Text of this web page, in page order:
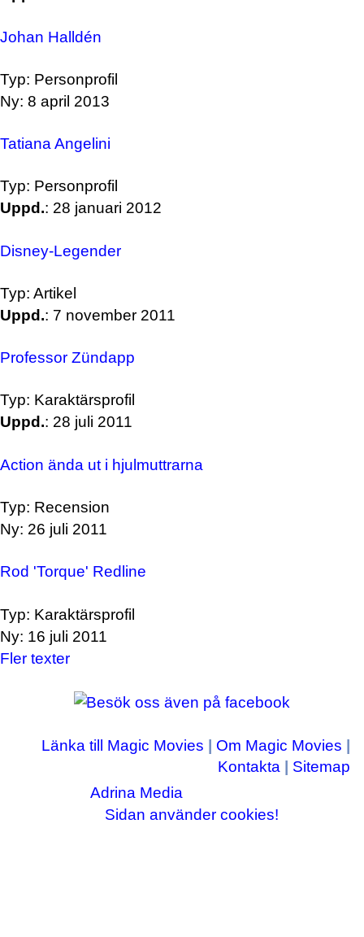
Johan Halldén
Typ: Personprofil
Ny: 8 april 2013
Tatiana Angelini
Typ: Personprofil
Uppd.: 28 januari 2012
Disney-Legender
Typ: Artikel
Uppd.: 7 november 2011
Professor Zündapp
Typ: Karaktärsprofil
Uppd.: 28 juli 2011
Action ända ut i hjulmuttrarna
Typ: Recension
Ny: 26 juli 2011
Rod 'Torque' Redline
Typ: Karaktärsprofil
Ny: 16 juli 2011
Fler texter
Länka till Magic Movies Om Magic Movies
Kontakta
Sitemap
Copyright © 2003-2026Adrina Media
Sidan använder cookies!